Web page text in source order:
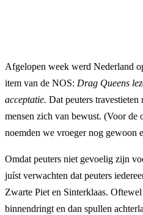
Afgelopen week werd Nederland
item van de NOS: Drag Queens
acceptatie. Dat peuters
mensen zich van bewust. (Voor de
noemden we vroeger nog gewoon
Omdat peuters niet gevoelig zijn
juíst verwachten dat peuters
Zwarte Piet en Sinterklaas.
binnendringt en dan spullen